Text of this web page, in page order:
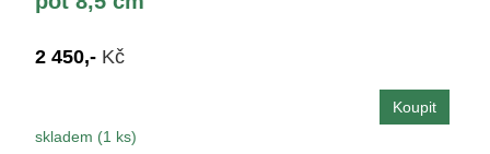
2 450,- Kč
skladem (1 ks)